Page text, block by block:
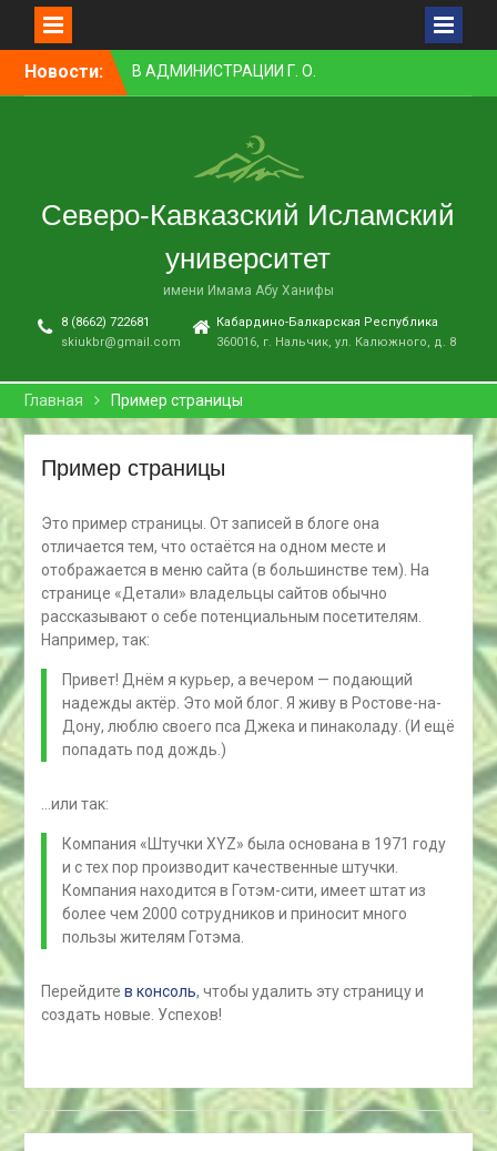
Перейти
Новости:
В АДМИНИСТРАЦИИ Г. О.
НАЛЬЧИК ПРОШЛО
МЕЖНАЦИОНАЛЬНЫХ И
МЕЖКОНФЕССИОНАЛЬНЫХ
ОТНОШЕНИЙ
ЗАНЯЛ ПЕРВОЕ МЕСТО В
НОМИНАЦИИ «ЛУЧШАЯ
В НАЛЬЧИКЕ СОСТОЯЛСЯ
ПРЕМЬЕРНЫЙ ПОКАЗ
ОЖИДАНИЯ»
В СКИУ ПРОШЛИ
ЭКЗАМЕНЫ
Северо-Кавказский Исламский
университет
имени Имама Абу Ханифы
8 (8662) 722681
skiukbr@gmail.com
Кабардино-Балкарская Республика
360016, г. Нальчик, ул. Калюжного, д. 8
Главная Пример страницы
Пример страницы
Это пример страницы. От записей в блоге она
отличается тем, что остаётся на одном месте и
отображается в меню сайта (в большинстве тем). На
странице «Детали» владельцы сайтов обычно
рассказывают о себе потенциальным посетителям.
Например, так:
Привет! Днём я курьер, а вечером — подающий
надежды актёр. Это мой блог. Я живу в Ростове-на-
Дону, люблю своего пса Джека и пинаколаду. (И ещё
попадать под дождь.)
…или так:
Компания «Штучки XYZ» была основана в 1971 году
и с тех пор производит качественные штучки.
Компания находится в Готэм-сити, имеет штат из
более чем 2000 сотрудников и приносит много
пользы жителям Готэма.
Перейдите в консоль, чтобы удалить эту страницу и
создать новые. Успехов!